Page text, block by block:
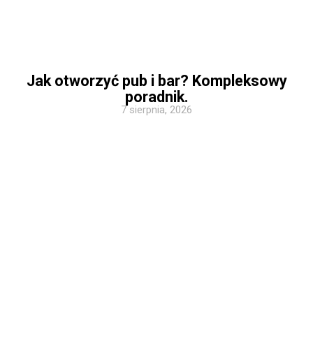
Jak otworzyć pub i bar? Kompleksowy
poradnik.
7 sierpnia, 2026